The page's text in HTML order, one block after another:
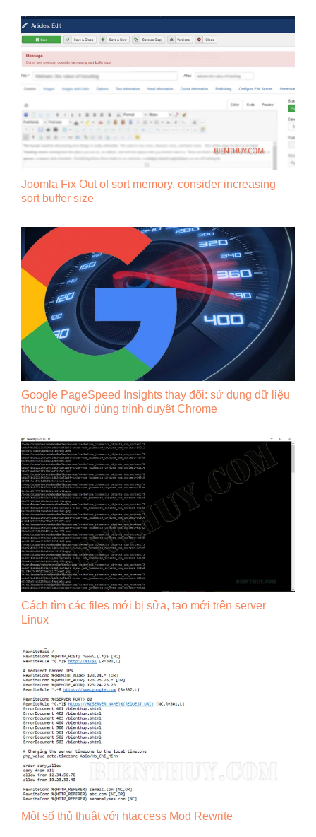
Joomla Fix Out of sort memory, consider increasing
sort buffer size
Google PageSpeed ​​Insights thay đổi: sử dụng dữ liệu
thực từ người dùng trình duyệt Chrome
Cách tìm các files mới bị sửa, tạo mới trên server
Linux
Một số thủ thuật với htaccess Mod Rewrite